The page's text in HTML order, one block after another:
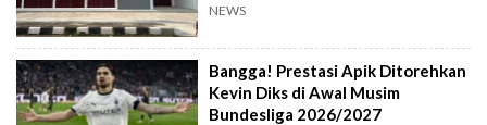
NEWS
Bangga! Prestasi Apik Ditorehkan
Kevin Diks di Awal Musim
Bundesliga 2026/2027